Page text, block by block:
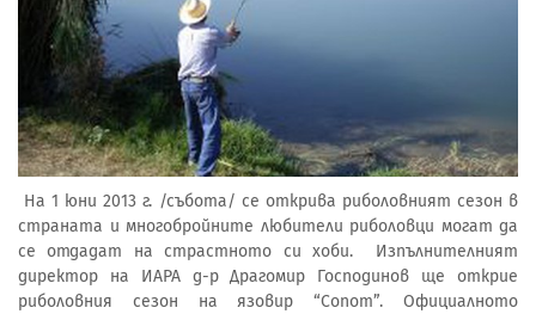
На 1 юни 2013 г. /събота/ се открива риболовният сезон в
страната и многобройните любители риболовци могат да
се отдадат на страстното си хоби. Изпълнителният
директор на ИАРА д-р Драгомир Господинов ще открие
риболовния сезон на язовир “Сопот”. Официалното